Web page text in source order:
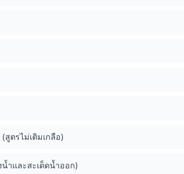
สูตรไม่เติมเกลือ)
ำและสะเด็ดน้ำออก)